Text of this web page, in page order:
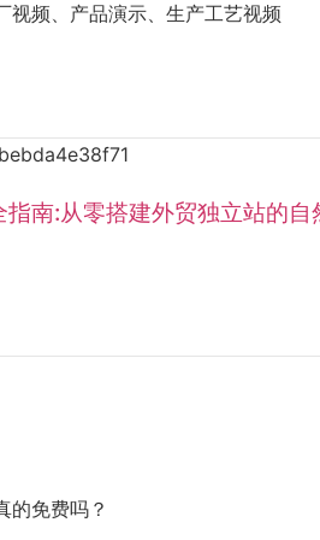
视频、产品演示、生产工艺视频
南:从零搭建外贸独立站的自
的免费吗？